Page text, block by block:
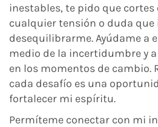
inestables, te pido que
cualquier tensión o duda
desequilibrarme. Ayúdame a
medio de la incertidumbre y
en los momentos de cambio.
cada desafío es una
fortalecer mi espíritu.
Permíteme conectar con mi